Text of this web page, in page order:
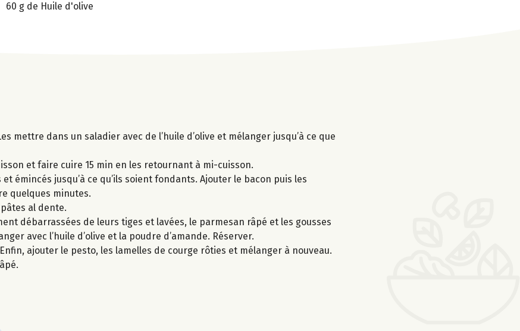
60 g de Huile d'olive
mettre dans un saladier avec de l’huile d’olive et mélanger jusqu’à ce que
et faire cuire 15 min en les retournant à mi-cuisson.
émincés jusqu’à ce qu’ils soient fondants. Ajouter le bacon puis les
quelques minutes.
al dente.
débarrassées de leurs tiges et lavées, le parmesan râpé et les gousses
avec l’huile d’olive et la poudre d’amande. Réserver.
ajouter le pesto, les lamelles de courge rôties et mélanger à nouveau.